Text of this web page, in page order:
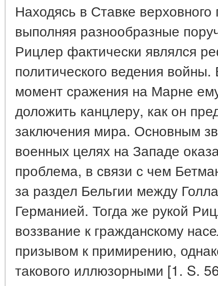
Находясь в Ставке
выполняя разнообразные
Рицлер фактически являлся
политического ведения
момент сражения на Марне
доложить канцлеру, как он
заключения мира. Основным
военных целях на Западе
проблема, в связи с чем
за раздел Бельгии между
Германией. Тогда же рукой
воззвание к гражданскому
призывом к примирению,
такового иллюзорными [1. S.